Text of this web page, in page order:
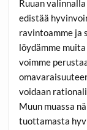
Ruuan
edistää
ravintoamme ja
löydämme
voimme
voidaan
Muun muassa
tuottamasta